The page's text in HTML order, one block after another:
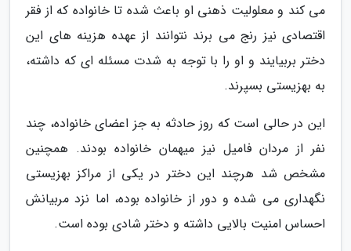
می کند و معلولیت ذهنی او باعث شده تا خانواده که از فقر
اقتصادی نیز رنج می برند نتوانند از عهده هزینه های این
دختر بربیایند و او را با توجه به شدت مسئله ای که داشته،
به بهزیستی بسپرند.
این در حالی است که روز حادثه به جز اعضای خانواده، چند
نفر از مردان فامیل نیز میهمان خانواده بودند. همچنین
مشخص شد هرچند این دختر در یکی از مراکز بهزیستی
نگهداری می شده و دور از خانواده بوده، اما نزد مربیانش
احساس امنیت بالایی داشته و دختر شادی بوده است.